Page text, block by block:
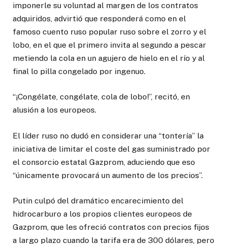
imponerle su voluntad al margen de los contratos
adquiridos, advirtió que responderá como en el
famoso cuento ruso popular ruso sobre el zorro y el
lobo, en el que el primero invita al segundo a pescar
metiendo la cola en un agujero de hielo en el río y al
final lo pilla congelado por ingenuo.
“¡Congélate, congélate, cola de lobo!”, recitó, en
alusión a los europeos.
El líder ruso no dudó en considerar una “tontería” la
iniciativa de limitar el coste del gas suministrado por
el consorcio estatal Gazprom, aduciendo que eso
“únicamente provocará un aumento de los precios”.
Putin culpó del dramático encarecimiento del
hidrocarburo a los propios clientes europeos de
Gazprom, que les ofreció contratos con precios fijos
a largo plazo cuando la tarifa era de 300 dólares, pero